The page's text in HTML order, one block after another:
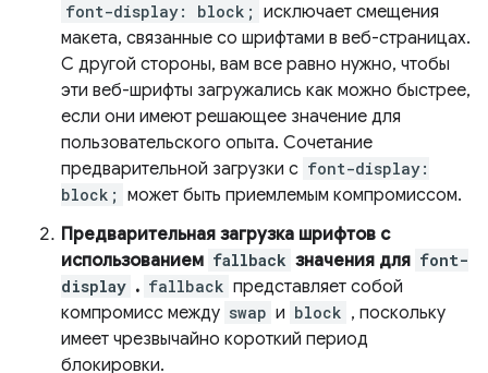
font-display: block; исключает смещения
макета, связанные со шрифтами в веб-страницах.
С другой стороны, вам все равно нужно, чтобы
эти веб-шрифты загружались как можно быстрее,
если они имеют решающее значение для
пользовательского опыта. Сочетание
предварительной загрузки с font-display:
block; может быть приемлемым компромиссом.
Предварительная загрузка шрифтов с
использованием fallback значения для font-
display . fallback представляет собой
компромисс между swap и block , поскольку
имеет чрезвычайно короткий период
блокировки.